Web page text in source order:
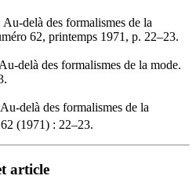
delà des formalismes de la
62, printemps 1971, p. 22–23.
delà des formalismes de la mode.
delà des formalismes de la
62 (1971) : 22–23.
article